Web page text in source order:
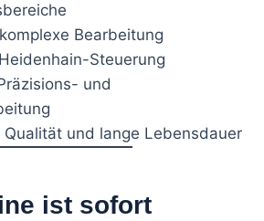
Bearbeitung
Steuerung
und
Qualität und lange Lebensdauer
ist sofort